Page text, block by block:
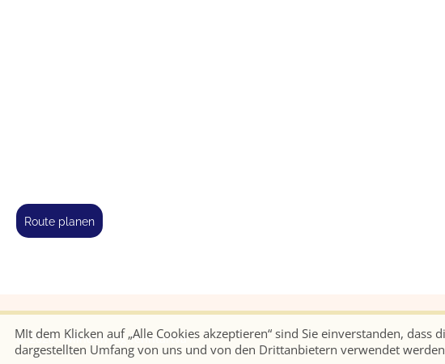
route planen
© 2026 - Minden jog fenntartva
MIt dem Klicken auf „Alle Cookies akzeptieren“ sind Sie einverstanden,
dargestellten Umfang von uns und von den Drittanbietern verwendet